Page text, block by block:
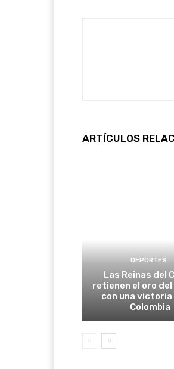
ARTÍCULOS
DEPORTES
Las Reinas del
retienen el oro del
con una victoria
Colombia